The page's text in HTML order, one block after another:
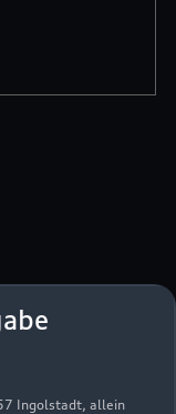
Ingolstadt, allein